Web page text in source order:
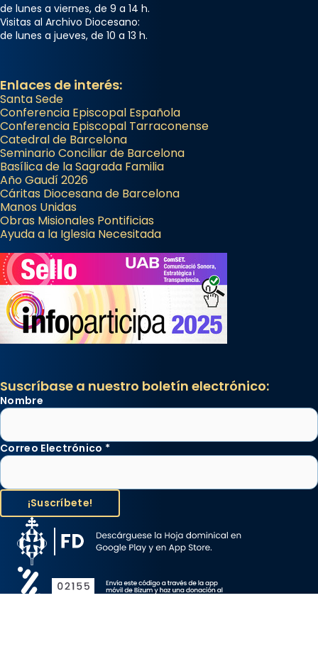
de lunes a viernes, de 9 a 14 h.
Visitas al Archivo Diocesano:
de lunes a jueves, de 10 a 13 h.
Enlaces de interés:
Santa Sede
Conferencia Episcopal Española
Conferencia Episcopal Tarraconense
Catedral de Barcelona
Seminario Conciliar de Barcelona
Basílica de la Sagrada Familia
Año Gaudí 2026
Cáritas Diocesana de Barcelona
Manos Unidas
Obras Misionales Pontificias
Ayuda a la Iglesia Necesitada
Suscríbase a nuestro boletín electrónico:
Nombre
Correo Electrónico *